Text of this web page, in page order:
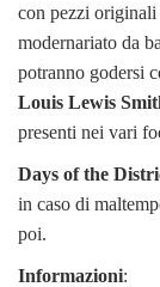
con pezzi
modernariato da
potranno godersi
Louis Lewis
presenti nei vari
Days of the
in caso di
poi.
Informazioni: